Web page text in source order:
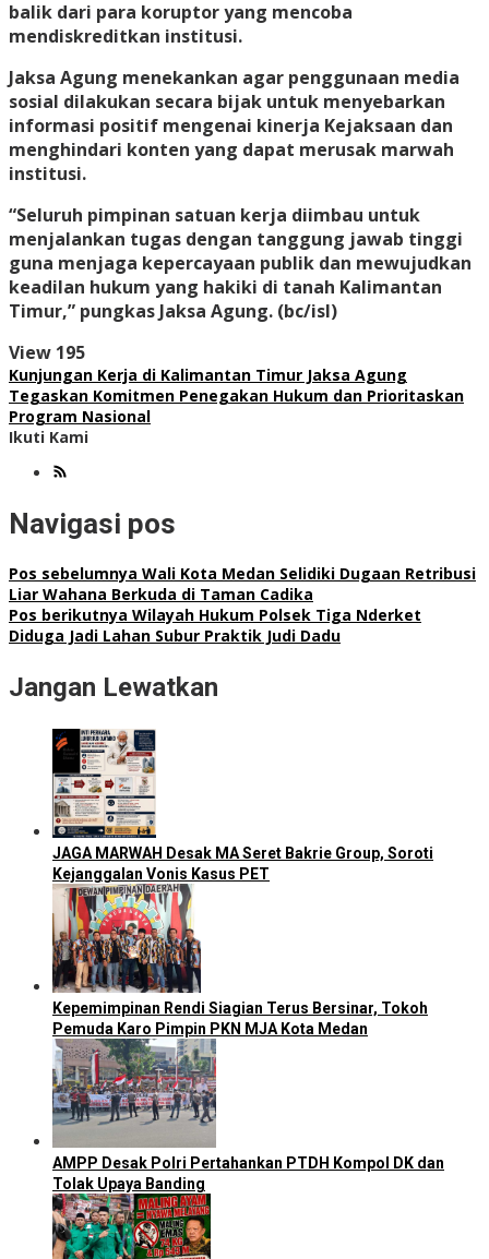
balik dari para koruptor yang mencoba
mendiskreditkan institusi.
Jaksa Agung menekankan agar penggunaan media
sosial dilakukan secara bijak untuk menyebarkan
informasi positif mengenai kinerja Kejaksaan dan
menghindari konten yang dapat merusak marwah
institusi.
“Seluruh pimpinan satuan kerja diimbau untuk
menjalankan tugas dengan tanggung jawab tinggi
guna menjaga kepercayaan publik dan mewujudkan
keadilan hukum yang hakiki di tanah Kalimantan
Timur,” pungkas Jaksa Agung. (bc/isl)
View 195
Kunjungan Kerja di Kalimantan Timur Jaksa Agung
Tegaskan Komitmen Penegakan Hukum dan Prioritaskan
Program Nasional
Ikuti Kami
Navigasi pos
Pos sebelumnya Wali Kota Medan Selidiki Dugaan Retribusi
Liar Wahana Berkuda di Taman Cadika
Pos berikutnya Wilayah Hukum Polsek Tiga Nderket
Diduga Jadi Lahan Subur Praktik Judi Dadu
Jangan Lewatkan
JAGA MARWAH Desak MA Seret Bakrie Group, Soroti
Kejanggalan Vonis Kasus PET
Kepemimpinan Rendi Siagian Terus Bersinar, Tokoh
Pemuda Karo Pimpin PKN MJA Kota Medan
AMPP Desak Polri Pertahankan PTDH Kompol DK dan
Tolak Upaya Banding